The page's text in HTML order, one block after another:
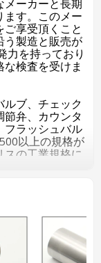
ーカーと長期
す。このメー
享受頂くこと
う製造と販売が
力を持っており
検査を受けま
ブ、チェック
弁、カウンタ
フラッシュバル
以上の規格が
の工業規格に
、アルミ部
部品及びその
承諾を遵守す
が対応してりま